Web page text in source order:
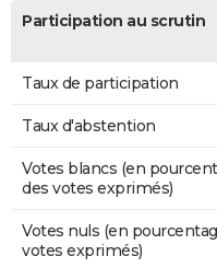
Participation au scrutin
Taux de participation
Taux d'abstention
Votes blancs (en
des votes exprimés)
Votes nuls (en
votes exprimés)